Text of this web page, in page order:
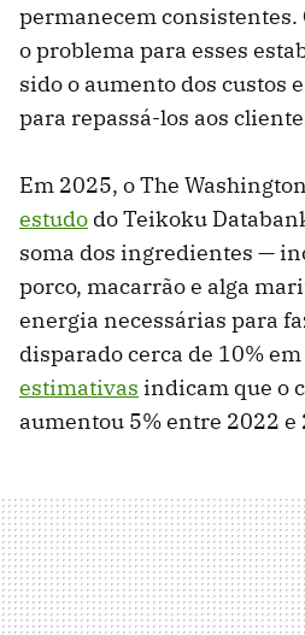
permanecem consistentes.
o problema para esses
sido o aumento dos custos
para repassá-los aos
Em 2025, o The
estudo do Teikoku
soma dos ingredientes —
porco, macarrão e alga
energia necessárias para
disparado cerca de 10%
estimativas indicam que o
aumentou 5% entre 2022 e